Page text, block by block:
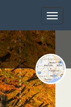
Toggle
Toggle